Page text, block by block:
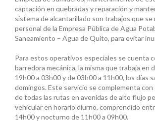
captación en quebradas y reparación y
sistema de alcantarillado son trabajos que se
personal de la Empresa Pública de Agua
Saneamiento – Agua de Quito, para evitar
Para estos operativos especiales se cuenta
barredora mecánica, la misma que trabaja en
19h00 a 03h00 y de 03h00 a 11h00, los días
domingos. Este servicio se complementa con
de todas las rutas en avenidas de alto flujo
vehicular en horario diurno, comprendido
14h00 y nocturno de 11h00 a 09h00.